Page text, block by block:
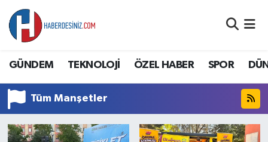
GÜNDEM TEKNOLOJİ ÖZEL HABER SPOR
Tüm Manşetler
EKONOMİ
GÜNDEM
Namaz Vakitleri
Trafik Durumu